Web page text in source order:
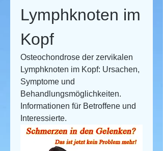
Lymphknoten im
Kopf
Osteochondrose der zervikalen
Lymphknoten im Kopf: Ursachen,
Symptome und
Behandlungsmöglichkeiten.
Informationen für Betroffene und
Interessierte.